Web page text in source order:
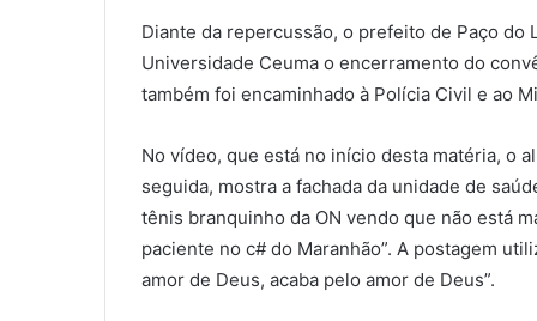
Diante da repercussão, o prefeito de Paço do
Universidade Ceuma o encerramento do
também foi encaminhado à Polícia Civil e ao
No vídeo, que está no início desta matéria, o
seguida, mostra a fachada da unidade de
tênis branquinho da ON vendo que não está
paciente no c# do Maranhão”. A postagem
amor de Deus, acaba pelo amor de Deus”.